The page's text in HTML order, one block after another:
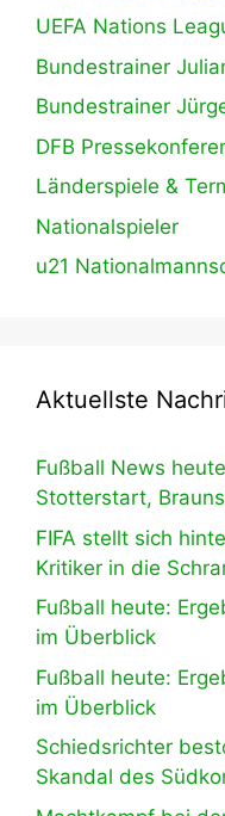
UEFA Nations
Bundestrainer
Bundestrainer
DFB
Länderspiele &
Nationalspieler
u21
Aktuellste
Fußball News
Stotterstart,
FIFA stellt sich
Kritiker in die
Fußball heute:
im Überblick
Fußball heute:
im Überblick
Schiedsrichter
Skandal des